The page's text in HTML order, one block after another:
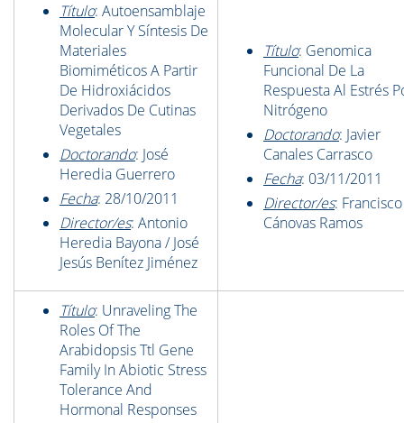
Título: Autoensamblaje
Molecular Y Síntesis De
Materiales
Biomiméticos A Partir
De Hidroxiácidos
Derivados De Cutinas
Vegetales
Doctorando: José
Heredia Guerrero
Fecha: 28/10/2011
Director/es: Antonio
Heredia Bayona / José
Jesús Benítez Jiménez
Título: Genomica
Funcional De La
Respuesta Al Estrés
Nitrógeno
Doctorando: Javier
Canales Carrasco
Fecha: 03/11/2011
Director/es:
Cánovas Ramos
Título: Unraveling The
Roles Of The
Arabidopsis Ttl Gene
Family In Abiotic Stress
Tolerance And
Hormonal Responses